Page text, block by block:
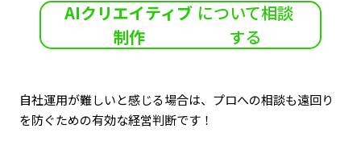
AIクリエイティブ
制作
について相談
する
自社運用が難しいと感じる場合は、プロへの相談も遠回り
を防ぐための有効な経営判断です！